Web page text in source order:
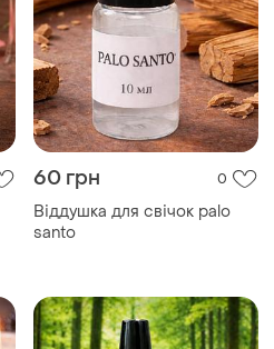
60 грн 0
Віддушка для свічок palo
santo